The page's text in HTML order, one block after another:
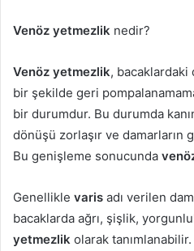
Venöz yetmezlik nedir?
Venöz yetmezlik, bacaklardaki
bir şekilde geri
bir durumdur. Bu durumda
dönüşü zorlaşır ve damarların
Bu genişleme sonucunda
Genellikle varis adı verilen
bacaklarda ağrı, şişlik,
yetmezlik olarak